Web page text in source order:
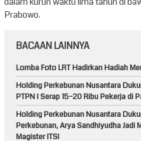
Prabowo.
BACAAN LAINNYA
Lomba Foto LRT Hadirkan Hadiah
Holding Perkebunan Nusantara
PTPN I Serap 15–20 Ribu Pekerja di
Holding Perkebunan Nusantara
Perkebunan, Arya Sandhiyudha Jadi
Magister ITSI